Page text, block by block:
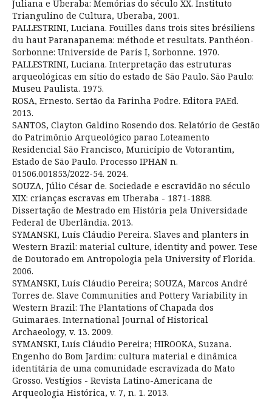
Juliana e Uberaba: Memórias do século XX. Instituto
Triangulino de Cultura, Uberaba, 2001.
PALLESTRINI, Luciana. Fouilles dans trois sites brésiliens
du haut Paranapanema: méthode et resultats. Panthéon-
Sorbonne: Universide de Paris I, Sorbonne. 1970.
PALLESTRINI, Luciana. Interpretação das estruturas
arqueológicas em sítio do estado de São Paulo. São Paulo:
Museu Paulista. 1975.
ROSA, Ernesto. Sertão da Farinha Podre. Editora PAEd.
2013.
SANTOS, Clayton Galdino Rosendo dos. Relatório de Gestão
do Patrimônio Arqueológico parao Loteamento
Residencial São Francisco, Município de Votorantim,
Estado de São Paulo. Processo IPHAN n.
01506.001853/2022-54. 2024.
SOUZA, Júlio César de. Sociedade e escravidão no século
XIX: crianças escravas em Uberaba - 1871-1888.
Dissertação de Mestrado em História pela Universidade
Federal de Uberlândia. 2013.
SYMANSKI, Luís Cláudio Pereira. Slaves and planters in
Western Brazil: material culture, identity and power. Tese
de Doutorado em Antropologia pela University of Florida.
2006.
SYMANSKI, Luís Cláudio Pereira; SOUZA, Marcos André
Torres de. Slave Communities and Pottery Variability in
Western Brazil: The Plantations of Chapada dos
Guimarães. International Journal of Historical
Archaeology, v. 13. 2009.
SYMANSKI, Luís Cláudio Pereira; HIROOKA, Suzana.
Engenho do Bom Jardim: cultura material e dinâmica
identitária de uma comunidade escravizada do Mato
Grosso. Vestígios - Revista Latino-Americana de
Arqueologia Histórica, v. 7, n. 1. 2013.